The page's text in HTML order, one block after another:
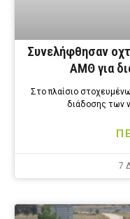
Συνελήφθησαν
ΑΜΘ για
Στο πλαίσιο
διάδοσης των
7